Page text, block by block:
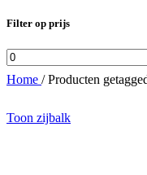
Filter op prijs
Min.
prijs
Home / Producten
Toon zijbalk